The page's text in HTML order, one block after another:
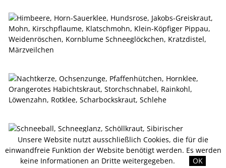
Unsere Website nutzt ausschließlich Cookies, die für die
einwandfreie Funktion der Website benötigt werden. Es werden
keine Informationen an Dritte weitergegeben.
OK